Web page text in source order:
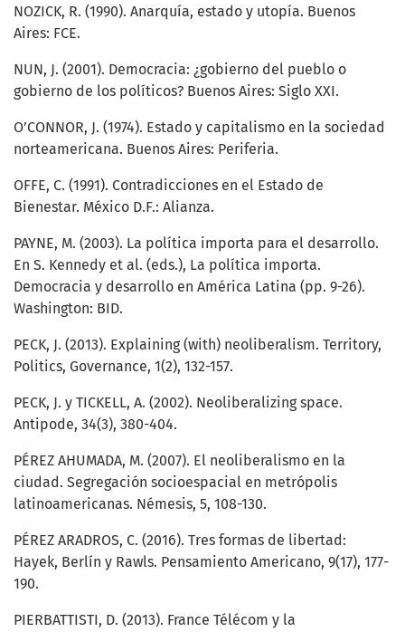
NOZICK, R. (1990). Anarquía, estado y utopía. Buenos
Aires: FCE.
NUN, J. (2001). Democracia: ¿gobierno del pueblo o
gobierno de los políticos? Buenos Aires: Siglo XXI.
O’CONNOR, J. (1974). Estado y capitalismo en la sociedad
norteamericana. Buenos Aires: Periferia.
OFFE, C. (1991). Contradicciones en el Estado de
Bienestar. México D.F.: Alianza.
PAYNE, M. (2003). La política importa para el desarrollo.
En S. Kennedy et al. (eds.), La política importa.
Democracia y desarrollo en América Latina (pp. 9-26).
Washington: BID.
PECK, J. (2013). Explaining (with) neoliberalism. Territory,
Politics, Governance, 1(2), 132-157.
PECK, J. y TICKELL, A. (2002). Neoliberalizing space.
Antipode, 34(3), 380-404.
PÉREZ AHUMADA, M. (2007). El neoliberalismo en la
ciudad. Segregación socioespacial en metrópolis
latinoamericanas. Némesis, 5, 108-130.
PÉREZ ARADROS, C. (2016). Tres formas de libertad:
Hayek, Berlín y Rawls. Pensamiento Americano, 9(17), 177-
190.
PIERBATTISTI, D. (2013). France Télécom y la